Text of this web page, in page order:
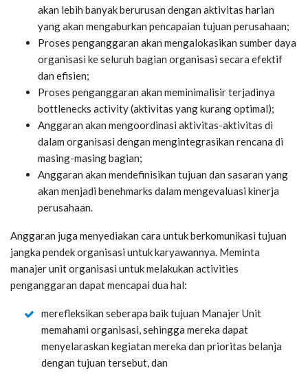
akan lebih banyak berurusan dengan aktivitas harian
yang akan mengaburkan pencapaian tujuan perusahaan;
Proses penganggaran akan mengalokasikan sumber daya
organisasi ke seluruh bagian organisasi secara efektif
dan efisien;
Proses penganggaran akan meminimalisir terjadinya
bottlenecks activity (aktivitas yang kurang optimal);
Anggaran akan mengoordinasi aktivitas-aktivitas di
dalam organisasi dengan mengintegrasikan rencana di
masing-masing bagian;
Anggaran akan mendefinisikan tujuan dan sasaran yang
akan menjadi benehmarks dalam mengevaluasi kinerja
perusahaan.
Anggaran juga menyediakan cara untuk berkomunikasi tujuan
jangka pendek organisasi untuk karyawannya. Meminta
manajer unit organisasi untuk melakukan activities
penganggaran dapat mencapai dua hal:
merefleksikan seberapa baik tujuan Manajer Unit
memahami organisasi, sehingga mereka dapat
menyelaraskan kegiatan mereka dan prioritas belanja
dengan tujuan tersebut, dan